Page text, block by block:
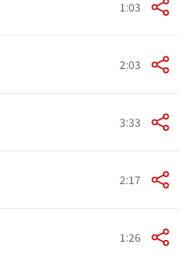
1:03
2:03
3:33
2:17
1:26